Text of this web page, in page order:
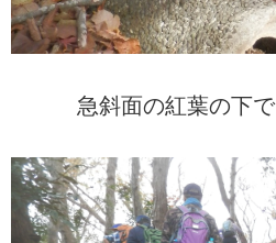
急斜面の紅葉の下で